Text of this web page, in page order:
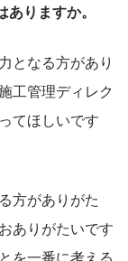
りますか。
となる方があり
工管理ディレク
てほしいです
方がありがた
ありがたいです